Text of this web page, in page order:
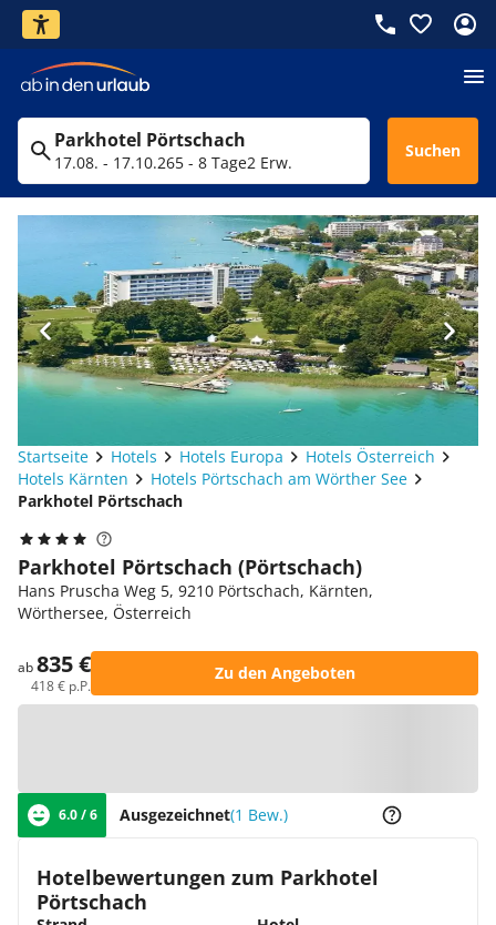
Parkhotel Pörtschach
17.08. - 17.10.265 - 8 Tage2 Erw.
Suchen
Startseite Hotels Hotels Europa
Hotels Österreich
Hotels Kärnten
Hotels Pörtschach am Wörther See
Parkhotel Pörtschach
Parkhotel Pörtschach (Pörtschach)
Hans Pruscha Weg 5, 9210 Pörtschach, Kärnten,
Wörthersee, Österreich
ab835 €
418 € p.P.
Zu den Angeboten
6.0 / 6 Ausgezeichnet(1 Bew.)
Hotelbewertungen zum Parkhotel
Pörtschach